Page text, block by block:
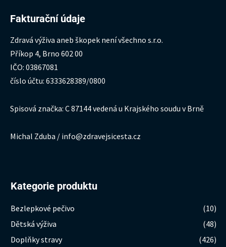
Fakturační údaje
Zdravá výživa aneb škopek není všechno s.r.o.
Příkop 4, Brno 602 00
IČO: 03867081
číslo účtu: 6333628389/0800
Spisová značka: C 87144 vedená u Krajského soudu v Brně
Michal Zduba / info@zdravejsicesta.cz
Kategorie produktu
Bezlepkové pečivo
(10)
Dětská výživa
(48)
Doplňky stravy
(426)